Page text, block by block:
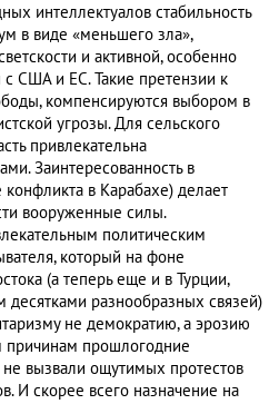
интеллектуалов стабильность
в виде «меньшего зла»,
и активной, особенно
США и ЕС. Такие претензии к
компенсируются выбором в
угрозы. Для сельского
привлекательна
Заинтересованность в
в Карабахе) делает
вооруженные силы.
политическим
который на фоне
(а теперь еще и в Турции,
разнообразных связей)
не демократию, а эрозию
причинам прошлогодние
вызвали ощутимых протестов
И скорее всего назначение на